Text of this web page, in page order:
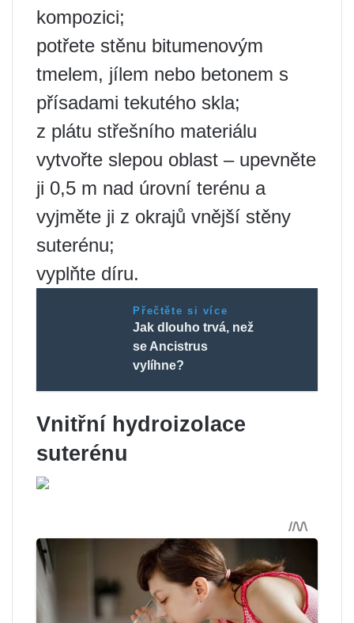
kompozici;
potřete stěnu bitumenovým
tmelem, jílem nebo betonem s
přísadami tekutého skla;
z plátu střešního materiálu
vytvořte slepou oblast – upevněte
ji 0,5 m nad úrovní terénu a
vyjměte ji z okrajů vnější stěny
suterénu;
vyplňte díru.
Přečtěte si více
Jak dlouho trvá, než
se Ancistrus
vylíhne?
Vnitřní hydroizolace
suterénu